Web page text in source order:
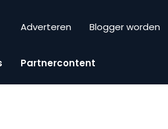
Adverteren Blogger worden
Partnercontent